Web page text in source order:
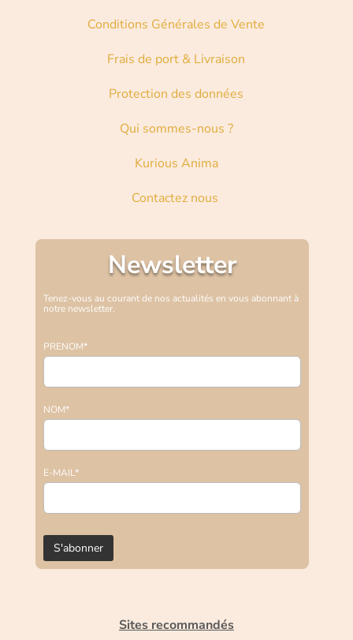
Conditions Générales de Vente
Frais de port & Livraison
Protection des données
Qui sommes-nous ?
Kurious Anima
Contactez nous
Newsletter
Tenez-vous au courant de nos actualités en vous abonnant à
notre newsletter.
PRENOM*
NOM*
E-MAIL*
Sites recommandés